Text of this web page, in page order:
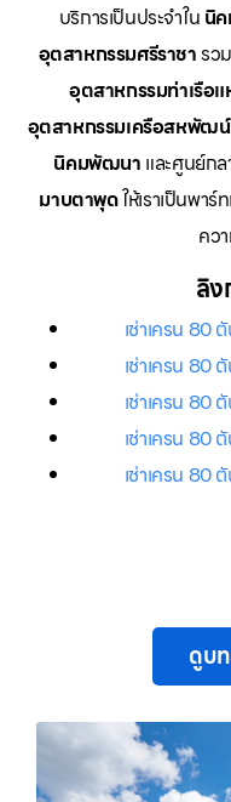
บริการเป็นประจำใน นิ
อุตสาหกรรมศรีราชารว
อุตสาหกรรมท่าเรือ
อุตสาหกรรมเครือสหพัฒน์
นิคมพัฒนา และศูนย์กล
มาบตาพุดให้เราเป็นพา
คว
ลิ
เช่าเครน 80
เช่าเครน 80
เช่าเครน 80
เช่าเครน 80
เช่าเครน 80
ดูบ